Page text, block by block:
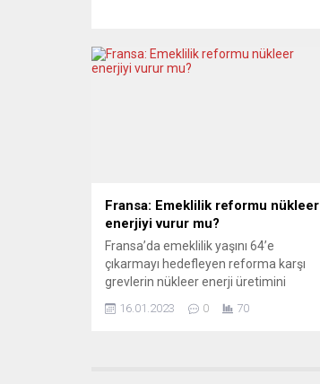
bir yayınlanacak bilgilendirme broşürü
ile meclisteki gelişmeleri Türkçe
Fransa: Emeklilik reformu nükleer
enerjiyi vurur mu?
Fransa’da emeklilik yaşını 64’e
çıkarmayı hedefleyen reforma karşı
grevlerin nükleer enerji üretimini
basınına göre, CGT Madencilik ve
16.01.2023 0 70